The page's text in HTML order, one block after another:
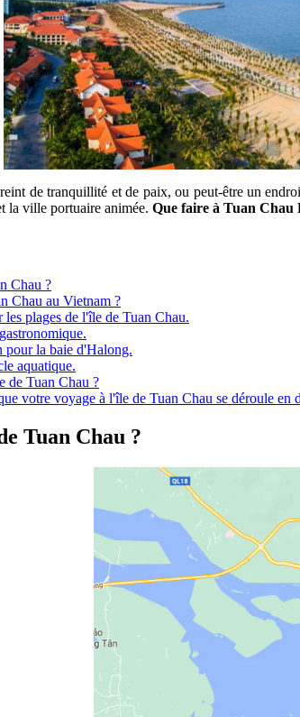
de tranquillité et de paix, ou peut-être un
la ville portuaire animée. Que faire à Tuan Chau
Chau ?
Chau au Vietnam ?
les plages de l'île de Tuan Chau.
pour la baie d'Halong.
aquatique.
de Tuan Chau ?
votre voyage à l'île de Tuan Chau se déroule en
Tuan Chau ?